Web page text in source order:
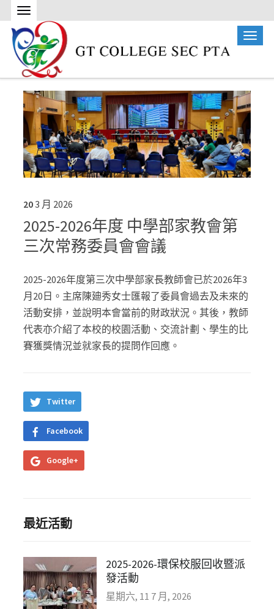
203 月 2026
2025-2026年度 中學部家教會第
三次常務委員會會議
2025-2026年度第三次中學部家長教師會已於2026年3
月20日。主席陳廸秀女士匯報了委員會過去及未來的
活動安排，並說明本會當前的財政狀況。其後，教師
代表亦介紹了本校的校園活動、交流計劃、學生的比
賽獲獎情況並就家長的提問作回應。
Twitter
Facebook
Google+
最近活動
2025-2026-環保校服回收暨派
發活動
星期六, 11 7 月, 2026